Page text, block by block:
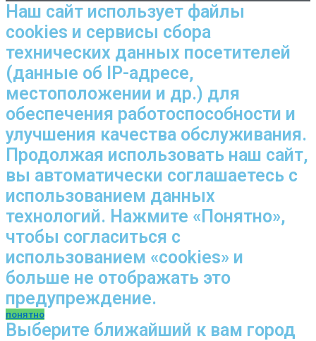
Наш сайт использует файлы
cookies и сервисы сбора
технических данных посетителей
(данные об IP-адресе,
местоположении и др.) для
обеспечения работоспособности и
улучшения качества обслуживания.
Продолжая использовать наш сайт,
вы автоматически соглашаетесь с
использованием данных
технологий. Нажмите «Понятно»,
чтобы согласиться с
использованием «cookies» и
больше не отображать это
предупреждение.
понятно
Выберите ближайший к вам город